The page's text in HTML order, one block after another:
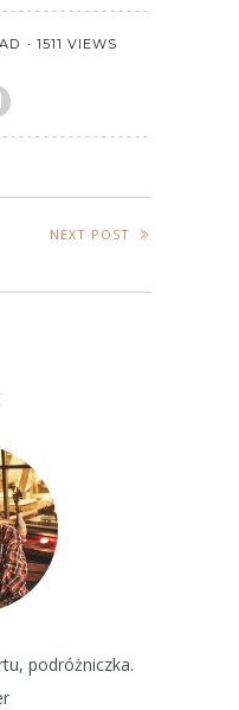
1511 VIEWS
NEXT POST
podróżniczka.